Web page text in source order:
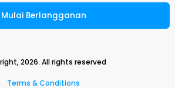
Mulai Berlangganan
2026. All rights reserved
Terms & Conditions